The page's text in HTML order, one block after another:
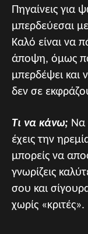
Πηγαίνεις για
μπερδεύεσαι με
Καλό είναι να
άποψη, όμως
μπερδέψει και
δεν σε
Τι να κάνω; Να
έχεις την
μπορείς να
γνωρίζεις
σου και
χωρίς «κριτές».